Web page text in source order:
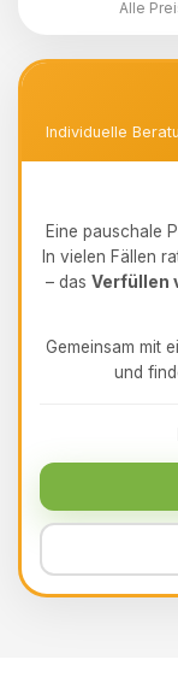
Alle
Individuelle
Eine pauschale
In vielen Fällen
– das Verfüllen
Gemeinsam mit
und